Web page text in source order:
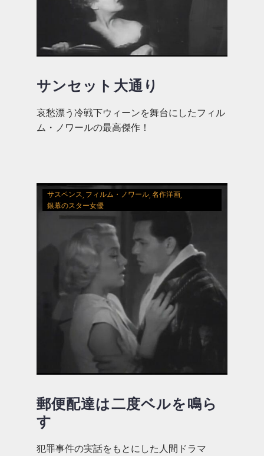
サンセット大通り
哀愁漂う冷戦下ウィーンを舞台にしたフィル
ム・ノワールの最高傑作！
サスペンス フィルム・ノワール 名作洋画
銀幕のスター女優
郵便配達は二度ベルを鳴ら
す
犯罪事件の実話をもとにした人間ドラマ